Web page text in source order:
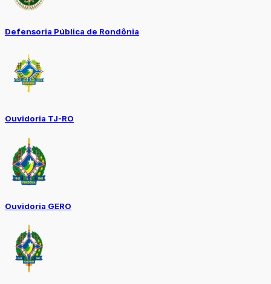
Defensoria Pública de Rondônia
Ouvidoria TJ-RO
Ouvidoria GERO